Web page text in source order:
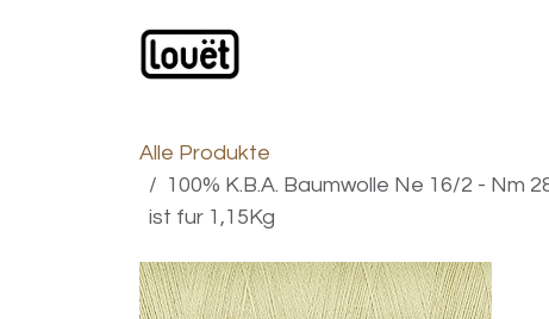
Alle Produkte
100% K.B.A. Baumwolle Ne 16/2 - Nm
ist fur 1,15Kg